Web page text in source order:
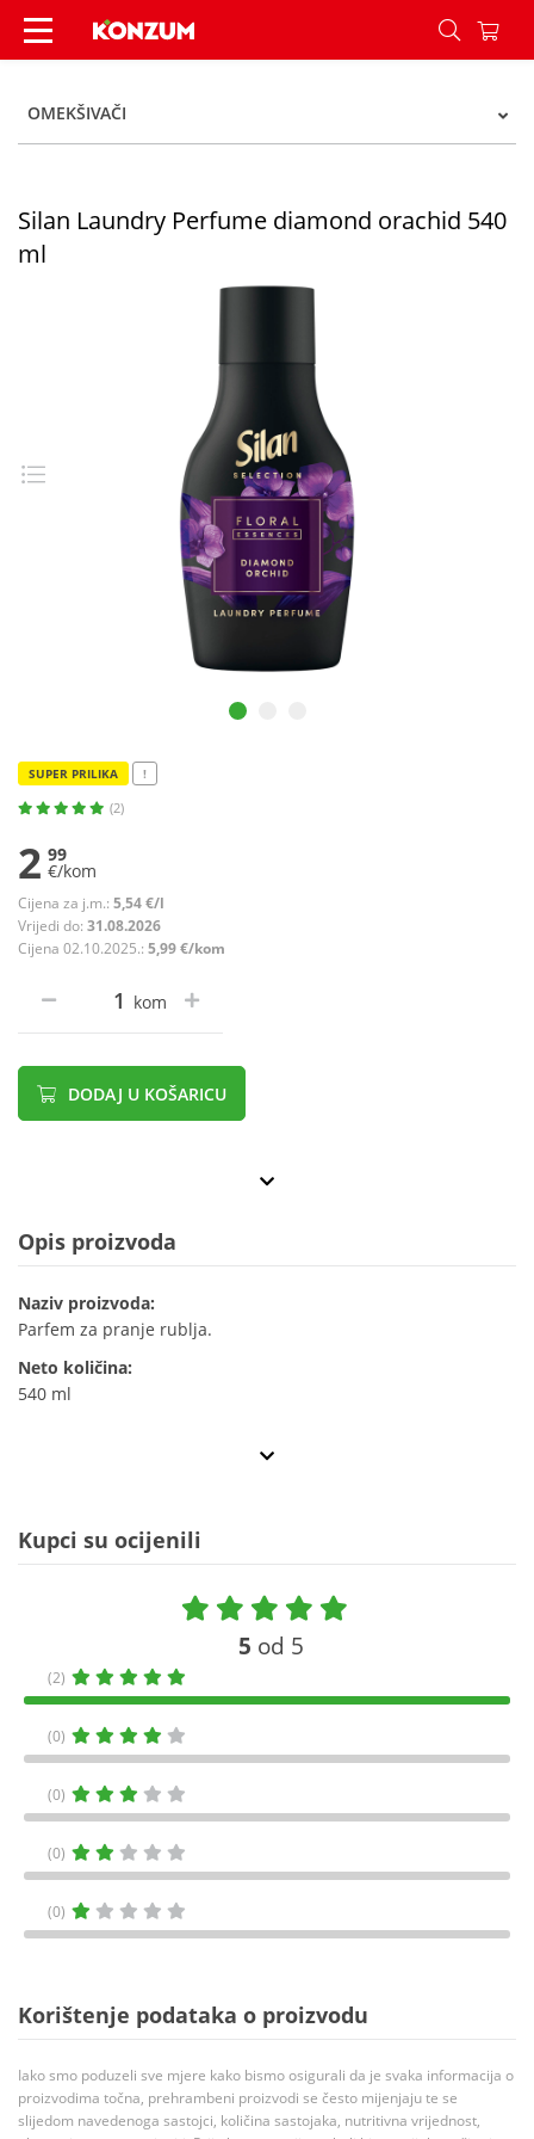
Silan Laundry Perfume diamond orachid 540 ml
OMEKŠIVAČI
Silan Laundry Perfume diamond orachid 540
ml
SUPER PRILIKA !
(2)
2 99
€/kom
Cijena za j.m.: 5,54 €/l
Vrijedi do: 31.08.2026
Cijena 02.10.2025.: 5,99 €/kom
kom
DODAJ U KOŠARICU
Opis proizvoda
Naziv proizvoda:
Parfem za pranje rublja.
Neto količina:
540 ml
Kupci su ocijenili
5 od 5
(2)
(0)
(0)
(0)
(0)
Korištenje podataka o proizvodu
Iako smo poduzeli sve mjere kako bismo osigurali da je svaka informacija o
proizvodima točna, prehrambeni proizvodi se često mijenjaju te se
slijedom navedenoga sastojci, količina sastojaka, nutritivna vrijednost,